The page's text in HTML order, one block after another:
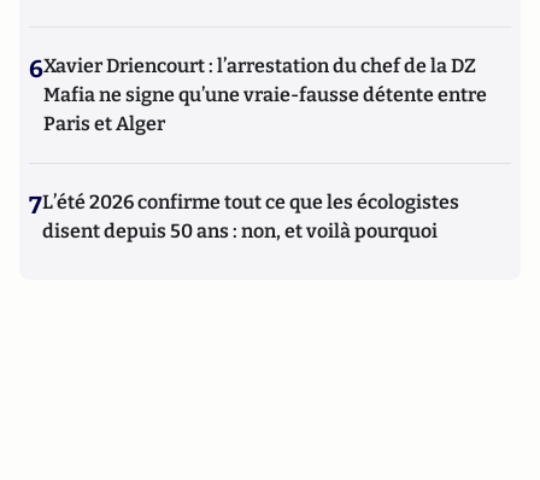
6Xavier Driencourt : l’arrestation du chef de la DZ
Mafia ne signe qu’une vraie-fausse détente entre
Paris et Alger
7L’été 2026 confirme tout ce que les écologistes
disent depuis 50 ans : non, et voilà pourquoi